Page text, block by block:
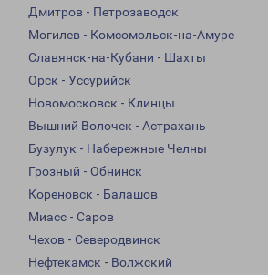
Дмитров - Петрозаводск
Могилев - Комсомольск-на-Амуре
Славянск-на-Кубани - Шахты
Орск - Уссурийск
Новомосковск - Клинцы
Вышний Волочек - Астрахань
Бузулук - Набережные Челны
Грозный - Обнинск
Кореновск - Балашов
Миасс - Саров
Чехов - Северодвинск
Нефтекамск - Волжский